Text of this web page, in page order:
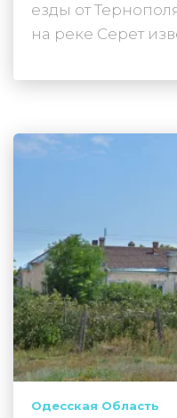
езды от
на реке Серет
Одесская Область